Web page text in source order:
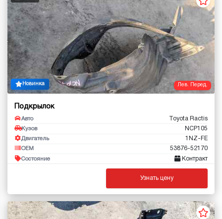
Лев. Перед.
Новинка
Подкрылок
Авто Toyota Ractis
Кузов NCP105
Двигатель 1NZ-FE
OEM 53876-52170
Состояние Контракт
Узнать цену